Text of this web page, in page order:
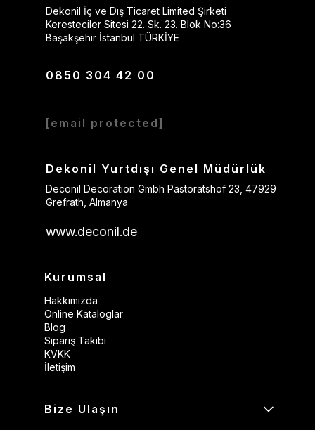
Dekonil İç ve Dış Ticaret Limited Şirketi
Keresteciler Sitesi 22. Sk. 23. Blok No:36
Başakşehir İstanbul TÜRKİYE
0850 304 42 00
[email protected]
Dekonil Yurtdışı Genel Müdürlük
Deconil Decoration Gmbh Pastoratshof 23, 47929
Grefrath, Almanya
www.deconil.de
Kurumsal
Hakkımızda
Online Kataloglar
Blog
Sipariş Takibi
KVKK
İletişim
Bize Ulaşın